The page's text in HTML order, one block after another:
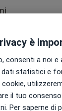
Invia
Assicurazioni
è
consenti a noi e
statistici e
il tuo
Per saperne di